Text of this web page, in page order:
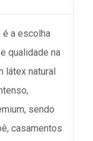
é a escolha
qualidade na
látex natural
sendo
casamentos